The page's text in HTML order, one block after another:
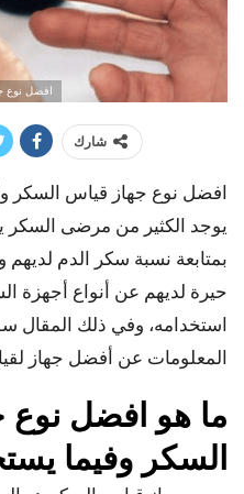
افضل نوع
شارك
افضل نوع جهاز قياس السكر
يوجد الكثير من مرضى السكر
بمتابعة نسبة سكر الدم
حيرة لديهم عن أنواع أجهزة
استخدامه، وفي ذلك
المعلومات عن أفضل جهاز
ما هو افضل نوع
السكر وفيما